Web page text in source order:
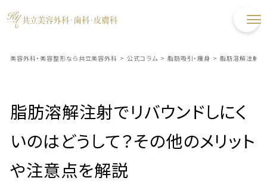
美容外科・美容整形なら共立美容外科 > 公式コラム > 脂肪吸引・痩身 > 脂肪溶解注射で
脂肪溶解注射でリバウンドしにく
いのはどうして？その他のメリット
や注意点を解説